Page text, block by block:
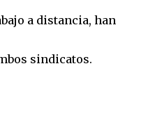
a distancia, han
sindicatos.